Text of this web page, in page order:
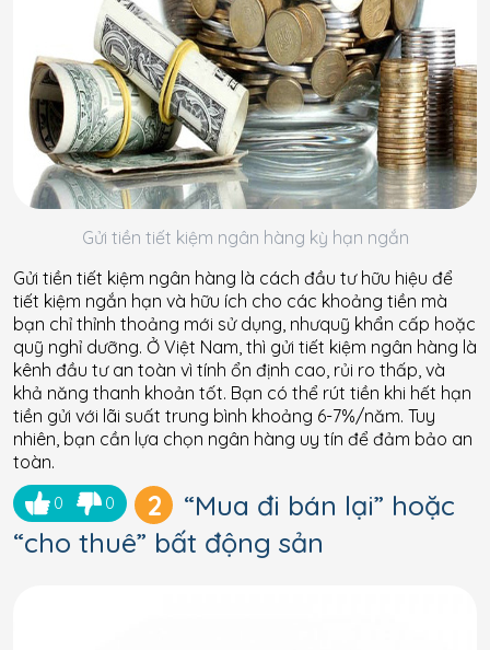
Gửi tiền tiết kiệm ngân hàng kỳ hạn ngắn
Gửi tiền tiết kiệm ngân hàng là cách đầu tư hữu hiệu để
tiết kiệm ngắn hạn và hữu ích cho các khoảng tiền mà
bạn chỉ thỉnh thoảng mới sử dụng, nhưquỹ khẩn cấp hoặc
quỹ nghỉ dưỡng. Ở Việt Nam, thì gửi tiết kiệm ngân hàng là
kênh đầu tư an toàn vì tính ổn định cao, rủi ro thấp, và
khả năng thanh khoản tốt. Bạn có thể rút tiền khi hết hạn
tiền gửi với lãi suất trung bình khoảng 6-7%/năm. Tuy
nhiên, bạn cần lựa chọn ngân hàng uy tín để đảm bảo an
toàn.
0 0 2
“Mua đi bán lại” hoặc
“cho thuê” bất động sản